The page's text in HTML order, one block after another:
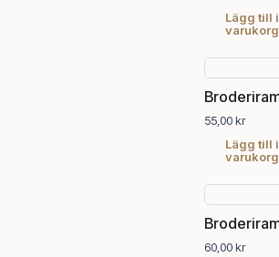
Lägg till i
varukorg
55,00kr
Lägg till i
varukorg
60,00kr